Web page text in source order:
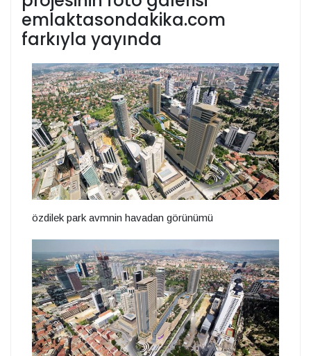
emlaktasondakika.com
farkıyla yayında
özdilek park avmnin havadan görünümü